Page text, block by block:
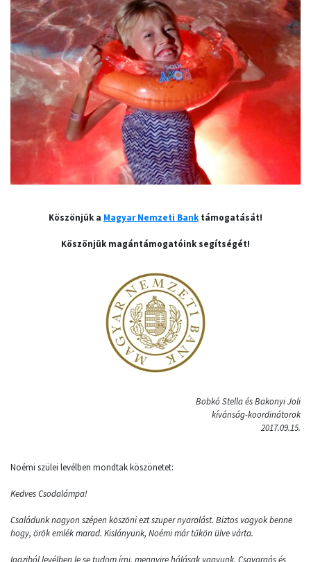
Köszönjük a Magyar Nemzeti Bank támogatását!
Köszönjük magántámogatóink segítségét!
Bobkó Stella és Bakonyi Joli
kívánság-koordinátorok
2017.09.15.
Noémi szülei levélben mondtak köszönetet:
Kedves Csodalámpa!
Családunk nagyon szépen köszöni ezt szuper nyaralást. Biztos vagyok benne
hogy, örök emlék marad. Kislányunk, Noémi már tűkön ülve várta.
Igaziból levélben le se tudom írni, mennyire hálásak vagyunk. Csavargós és